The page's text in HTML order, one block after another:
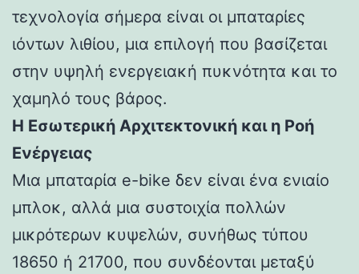
τεχνολογία σήμερα είναι οι μπαταρίες
ιόντων λιθίου, μια επιλογή που βασίζεται
στην υψηλή ενεργειακή πυκνότητα και το
χαμηλό τους βάρος.
Η Εσωτερική Αρχιτεκτονική και η Ροή
Ενέργειας
Μια μπαταρία e-bike δεν είναι ένα ενιαίο
μπλοκ, αλλά μια συστοιχία πολλών
μικρότερων κυψελών, συνήθως τύπου
18650 ή 21700, που συνδέονται μεταξύ